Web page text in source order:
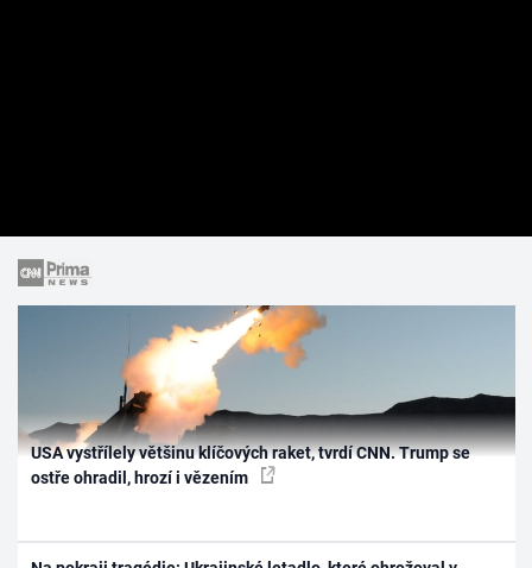
USA vystřílely většinu klíčových raket, tvrdí CNN. Trump se
ostře ohradil, hrozí i vězením